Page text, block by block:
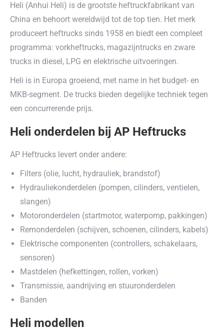
Heli (Anhui Heli) is de grootste heftruckfabrikant van
China en behoort wereldwijd tot de top tien. Het merk
produceert heftrucks sinds 1958 en biedt een compleet
programma: vorkheftrucks, magazijntrucks en zware
trucks in diesel, LPG en elektrische uitvoeringen.
Heli is in Europa groeiend, met name in het budget- en
MKB-segment. De trucks bieden degelijke techniek tegen
een concurrerende prijs.
Heli onderdelen bij AP Heftrucks
AP Heftrucks levert onder andere:
Filters (olie, lucht, hydrauliek, brandstof)
Hydrauliekonderdelen (pompen, cilinders, ventielen,
slangen)
Motoronderdelen (startmotor, waterpomp, pakkingen)
Remonderdelen (schijven, schoenen, cilinders, kabels)
Elektrische componenten (controllers, schakelaars,
sensoren)
Mastdelen (hefkettingen, rollen, vorken)
Transmissie, aandrijving en stuuronderdelen
Banden
Heli modellen